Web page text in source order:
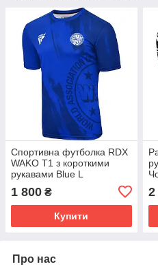
Спортивна футболка RDX
WAKO T1 з короткими
рукавами Blue L
1 800 ₴
Купити
2
Про нас